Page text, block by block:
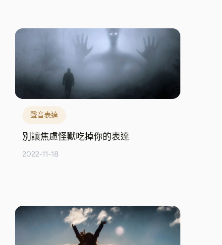
聲音表達
別讓焦慮怪獸吃掉你的表達
2022-11-18